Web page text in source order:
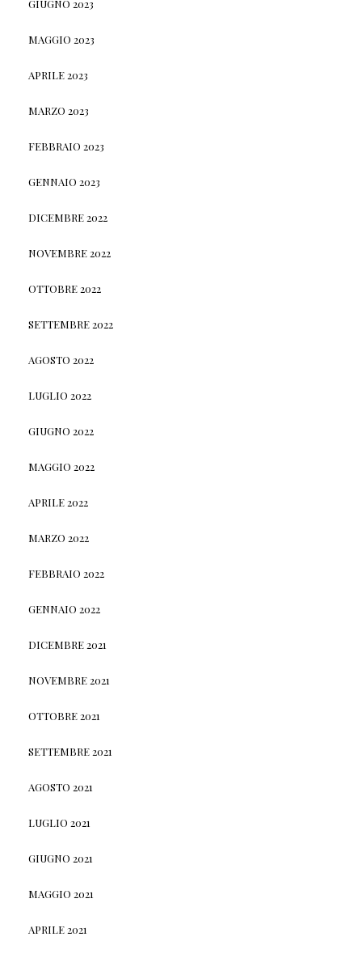
GIUGNO 2023
MAGGIO 2023
APRILE 2023
MARZO 2023
FEBBRAIO 2023
GENNAIO 2023
DICEMBRE 2022
NOVEMBRE 2022
OTTOBRE 2022
SETTEMBRE 2022
AGOSTO 2022
LUGLIO 2022
GIUGNO 2022
MAGGIO 2022
APRILE 2022
MARZO 2022
FEBBRAIO 2022
GENNAIO 2022
DICEMBRE 2021
NOVEMBRE 2021
OTTOBRE 2021
SETTEMBRE 2021
AGOSTO 2021
LUGLIO 2021
GIUGNO 2021
MAGGIO 2021
APRILE 2021